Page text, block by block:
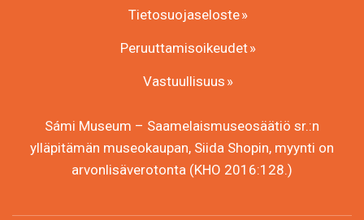
Tietosuojaseloste
Peruuttamisoikeudet
Vastuullisuus
Sámi Museum – Saamelaismuseosäätiö sr.:n
ylläpitämän museokaupan, Siida Shopin, myynti on
arvonlisäverotonta (KHO 2016:128.)